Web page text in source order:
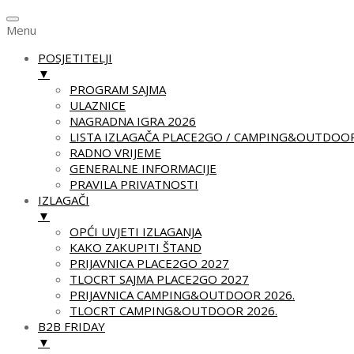
Menu
POSJETITELJI
▼
PROGRAM SAJMA
ULAZNICE
NAGRADNA IGRA 2026
LISTA IZLAGAČA PLACE2GO /
RADNO VRIJEME
GENERALNE INFORMACIJE
PRAVILA PRIVATNOSTI
IZLAGAČI
▼
OPĆI UVJETI IZLAGANJA
KAKO ZAKUPITI ŠTAND
PRIJAVNICA PLACE2GO 2027
TLOCRT SAJMA PLACE2GO 2027
PRIJAVNICA CAMPING&OUTDOOR 2026.
TLOCRT CAMPING&OUTDOOR 2026.
B2B FRIDAY
▼